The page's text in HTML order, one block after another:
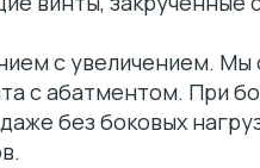
с увеличением. Мы
с абатментом. При
без боковых